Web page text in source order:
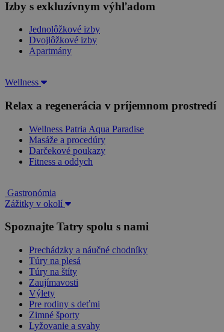
Izby s exkluzívnym výhľadom
Jednolôžkové izby
Dvojlôžkové izby
Apartmány
Wellness
Relax a regenerácia v príjemnom prostredí
Wellness Patria Aqua Paradise
Masáže a procedúry
Darčekové poukazy
Fitness a oddych
Gastronómia
Zážitky v okolí
Spoznajte Tatry spolu s nami
Prechádzky a náučné chodníky
Túry na plesá
Túry na štíty
Zaujímavosti
Výlety
Pre rodiny s deťmi
Zimné športy
Lyžovanie a svahy